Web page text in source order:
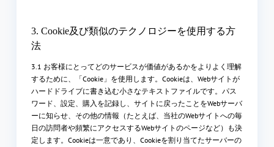
3. Cookie及び類似のテクノロジーを使用する方
法
3.1 お客様にとってどのサービスが価値があるかをよりよく理解
するために、「Cookie」を使用します。Cookieは、Webサイトが
ハードドライブに書き込む小さなテキストファイルです。パス
ワード、設定、購入を記録し、サイトに戻ったことをWebサーバ
ーに知らせ、その他の情報（たとえば、当社のWebサイトへの毎
日の訪問者や頻繁にアクセスするWebサイトのページなど）も決
定します。Cookieは一意であり、Cookieを割り当てたサーバーの